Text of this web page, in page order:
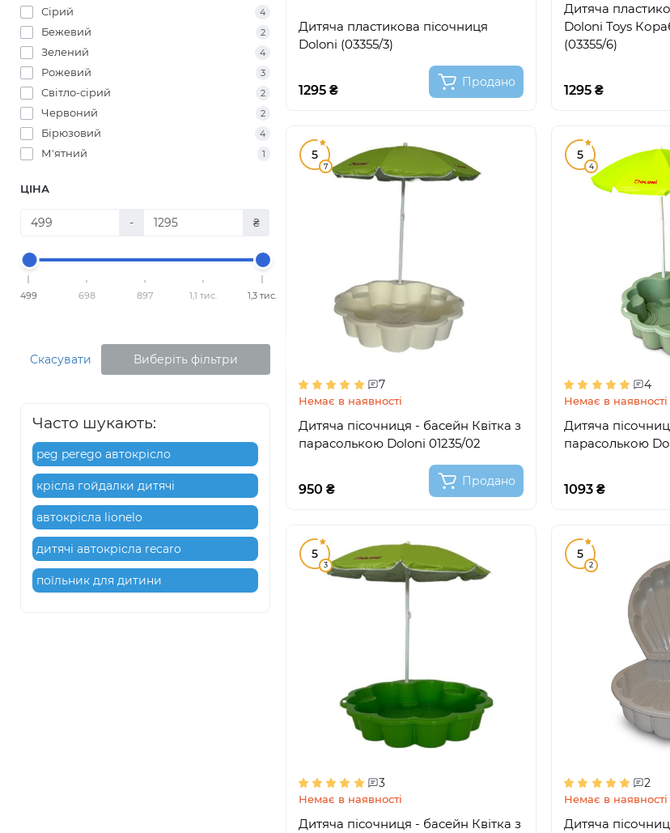
Сірий 4
Бежевий 2
Зелений 4
Рожевий 3
Світло-сірий 2
Червоний 2
Бірюзовий 4
М'ятний 1
ЦІНА
- ₴
499 698 897 1,1 тис. 1,3 тис.
Скасувати Виберіть фільтри
Часто шукають:
peg perego автокрісло
крісла гойдалки дитячі
автокрісла lionelo
дитячі автокрісла recaro
поїльник для дитини
Дитяча пластикова пісочниця
Doloni (03355/3)
1295 ₴
Продано
Дитяча
Doloni Toys
(03355/6)
1295 ₴
5
7
7
Немає в наявності
Дитяча пісочниця - басейн Квітка з
парасолькою Doloni 01235/02
950 ₴
Продано
5
4
4
Немає в наявності
Дитяча
парасолькою
1093 ₴
5
3
3
Немає в наявності
Дитяча пісочниця - басейн Квітка з
5
2
2
Немає в наявності
Дитяча